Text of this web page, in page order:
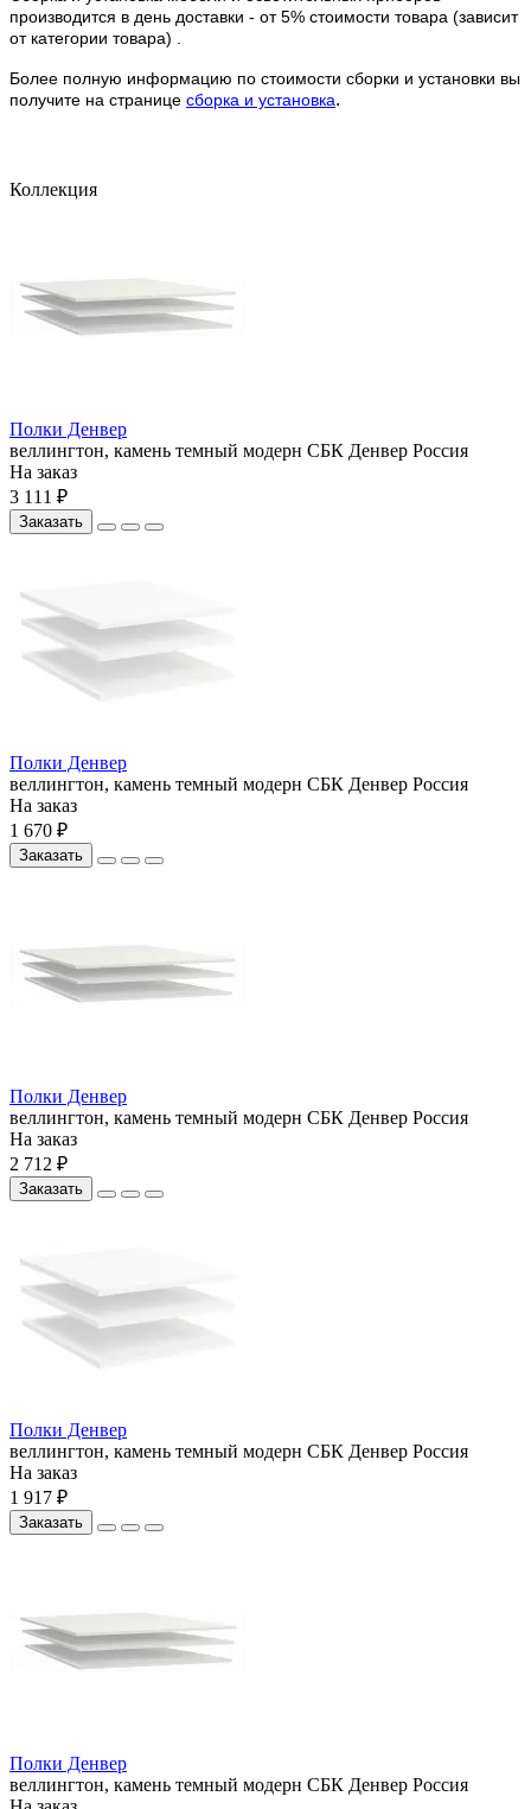
производится в день доставки - от 5% стоимости товара (зависит
от категории товара) .
Более полную информацию по стоимости сборки и установки вы
получите на странице сборка и установка.
Коллекция
Полки Денвер
веллингтон, камень темный модерн СБК Денвер Россия
На заказ
3 111 ₽
Заказать
Полки Денвер
веллингтон, камень темный модерн СБК Денвер Россия
На заказ
1 670 ₽
Заказать
Полки Денвер
веллингтон, камень темный модерн СБК Денвер Россия
На заказ
2 712 ₽
Заказать
Полки Денвер
веллингтон, камень темный модерн СБК Денвер Россия
На заказ
1 917 ₽
Заказать
Полки Денвер
веллингтон, камень темный модерн СБК Денвер Россия